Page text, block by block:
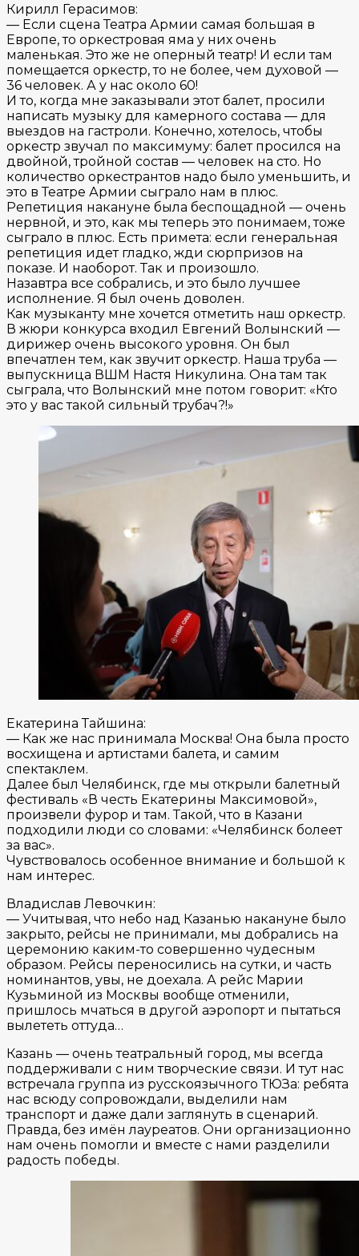
Кирилл Герасимов:
— Если сцена Театра Армии самая большая в
Европе, то оркестровая яма у них очень
маленькая. Это же не оперный театр! И если там
помещается оркестр, то не более, чем духовой —
36 человек. А у нас около 60!
И то, когда мне заказывали этот балет, просили
написать музыку для камерного состава — для
выездов на гастроли. Конечно, хотелось, чтобы
оркестр звучал по максимуму: балет просился на
двойной, тройной состав — человек на сто. Но
количество оркестрантов надо было уменьшить, и
это в Театре Армии сыграло нам в плюс.
Репетиция накануне была беспощадной — очень
нервной, и это, как мы теперь это понимаем, тоже
сыграло в плюс. Есть примета: если генеральная
репетиция идет гладко, жди сюрпризов на
показе. И наоборот. Так и произошло.
Назавтра все собрались, и это было лучшее
исполнение. Я был очень доволен.
Как музыканту мне хочется отметить наш оркестр.
В жюри конкурса входил Евгений Волынский —
дирижер очень высокого уровня. Он был
впечатлен тем, как звучит оркестр. Наша труба —
выпускница ВШМ Настя Никулина. Она там так
сыграла, что Волынский мне потом говорит: «Кто
это у вас такой сильный трубач?!»
Екатерина Тайшина:
— Как же нас принимала Москва! Она была просто
восхищена и артистами балета, и самим
спектаклем.
Далее был Челябинск, где мы открыли балетный
фестиваль «В честь Екатерины Максимовой»,
произвели фурор и там. Такой, что в Казани
подходили люди со словами: «Челябинск болеет
за вас».
Чувствовалось особенное внимание и большой к
нам интерес.
Владислав Левочкин:
— Учитывая, что небо над Казанью накануне было
закрыто, рейсы не принимали, мы добрались на
церемонию каким-то совершенно чудесным
образом. Рейсы переносились на сутки, и часть
номинантов, увы, не доехала. А рейс Марии
Кузьминой из Москвы вообще отменили,
пришлось мчаться в другой аэропорт и пытаться
вылететь оттуда…
Казань — очень театральный город, мы всегда
поддерживали с ним творческие связи. И тут нас
встречала группа из русскоязычного ТЮЗа: ребята
нас всюду сопровождали, выделили нам
транспорт и даже дали заглянуть в сценарий.
Правда, без имён лауреатов. Они организационно
нам очень помогли и вместе с нами разделили
радость победы.